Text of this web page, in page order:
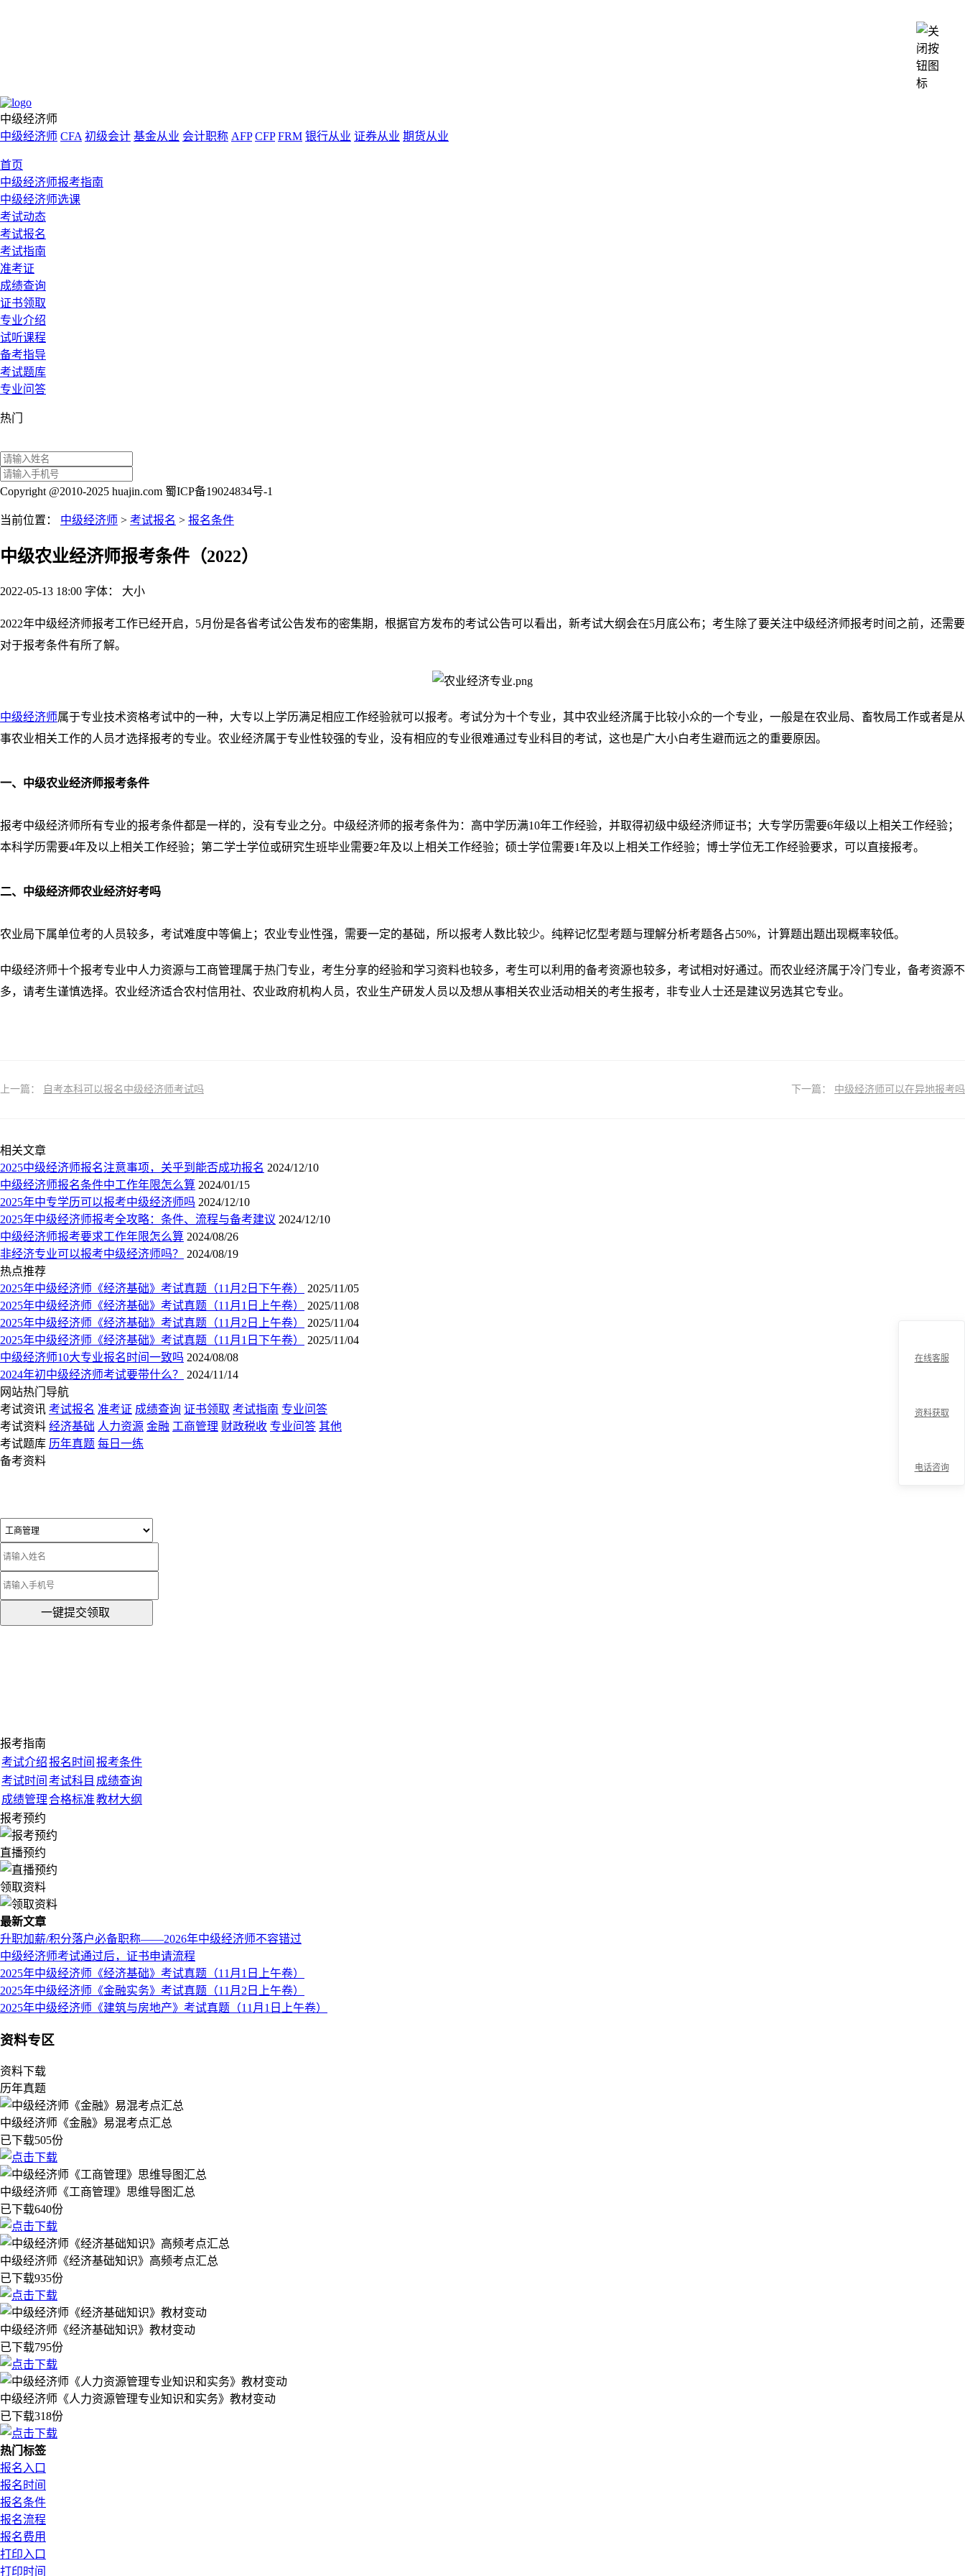
中级经济师
中级经济师 CFA 初级会计 基金从业 会计职称 AFP CFP FRM 银行从业 证券从业 期货从业
首页
中级经济师报考指南
中级经济师选课
考试动态
考试报名
考试指南
准考证
成绩查询
证书领取
专业介绍
试听课程
备考指导
考试题库
专业问答
热门
Copyright @2010-2025 huajin.com 蜀ICP备19024834号-1
当前位置： 中级经济师 > 考试报名 > 报名条件
中级农业经济师报考条件（2022）
2022-05-13 18:00 字体： 大小
2022年中级经济师报考工作已经开启，5月份是各省考试公告发布的密集期，根据官方发布的考试公告可以看出，新考试大纲会在5月底公布；考生除了要关注中级经济师报考时间之前，还需要
对于报考条件有所了解。
中级经济师属于专业技术资格考试中的一种，大专以上学历满足相应工作经验就可以报考。考试分为十个专业，其中农业经济属于比较小众的一个专业，一般是在农业局、畜牧局工作或者是从
事农业相关工作的人员才选择报考的专业。农业经济属于专业性较强的专业，没有相应的专业很难通过专业科目的考试，这也是广大小白考生避而远之的重要原因。
一、 中级农业经济师报考条件
报考中级经济师所有专业的报考条件都是一样的，没有专业之分。中级经济师的报考条件为：高中学历满10年工作经验，并取得初级中级经济师证书；大专学历需要6年级以上相关工作经验；
本科学历需要4年及以上相关工作经验；第二学士学位或研究生班毕业需要2年及以上相关工作经验；硕士学位需要1年及以上相关工作经验；博士学位无工作经验要求，可以直接报考。
二、 中级经济师农业经济好考吗
农业局下属单位考的人员较多，考试难度中等偏上；农业专业性强，需要一定的基础，所以报考人数比较少。纯粹记忆型考题与理解分析考题各占50%，计算题出题出现概率较低。
中级经济师十个报考专业中人力资源与工商管理属于热门专业，考生分享的经验和学习资料也较多，考生可以利用的备考资源也较多，考试相对好通过。而农业经济属于冷门专业，备考资源不
多，请考生谨慎选择。农业经济适合农村信用社、农业政府机构人员，农业生产研发人员以及想从事相关农业活动相关的考生报考，非专业人士还是建议另选其它专业。
上一篇： 自考本科可以报名中级经济师考试吗 下一篇： 中级经济师可以在异地报考吗
相关文章
2025中级经济师报名注意事项，关乎到能否成功报名 2024/12/10
中级经济师报名条件中工作年限怎么算 2024/01/15
2025年中专学历可以报考中级经济师吗 2024/12/10
2025年中级经济师报考全攻略：条件、流程与备考建议 2024/12/10
中级经济师报考要求工作年限怎么算 2024/08/26
非经济专业可以报考中级经济师吗？
2024/08/19
热点推荐
2025年中级经济师《经济基础》考试真题（11月2日下午卷）
2025/11/05
2025年中级经济师《经济基础》考试真题（11月1日上午卷）
2025/11/08
2025年中级经济师《经济基础》考试真题（11月2日上午卷）
2025/11/04
2025年中级经济师《经济基础》考试真题（11月1日下午卷）
2025/11/04
中级经济师10大专业报名时间一致吗 2024/08/08
2024年初中级经济师考试要带什么？
2024/11/14
网站热门导航
考试资讯 考试报名 准考证 成绩查询 证书领取 考试指南 专业问答
考试资料 经济基础 人力资源 金融 工商管理 财政税收 专业问答 其他
考试题库 历年真题 每日一练
备考资料
一键提交领取
报考指南
考试介绍报名时间 报考条件
考试时间 考试科目 成绩查询
成绩管理合格标准教材大纲
报考预约
直播预约
领取资料
最新文章
升职加薪/积分落户必备职称——2026年中级经济师不容错过
中级经济师考试通过后，证书申请流程
2025年中级经济师《经济基础》考试真题（11月1日上午卷）
2025年中级经济师《金融实务》考试真题（11月2日上午卷）
2025年中级经济师《建筑与房地产》考试真题（11月1日上午卷）
资料专区
资料下载
历年真题
中级经济师《金融》易混考点汇总
已下载505份
中级经济师《工商管理》思维导图汇总
已下载640份
中级经济师《经济基础知识》高频考点汇总
已下载935份
中级经济师《经济基础知识》教材变动
已下载795份
中级经济师《人力资源管理专业知识和实务》教材变动
已下载318份
热门标签
报名入口
报名时间
报名条件
报名流程
报名费用
打印入口
打印时间
在线客服
资料获取
电话咨询